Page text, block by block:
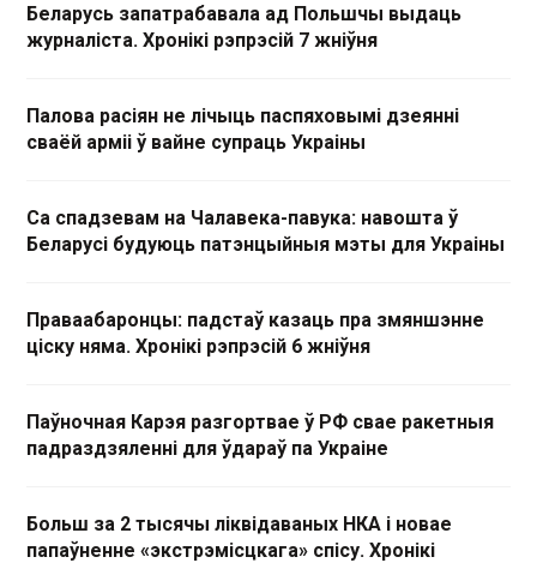
Беларусь запатрабавала ад Польшчы выдаць
журналіста. Хронікі рэпрэсій 7 жніўня
Палова расіян не лічыць паспяховымі дзеянні
сваёй арміі ў вайне супраць Украіны
Са спадзевам на Чалавека-павука: навошта ў
Беларусі будуюць патэнцыйныя мэты для Украіны
Праваабаронцы: падстаў казаць пра змяншэнне
ціску няма. Хронікі рэпрэсій 6 жніўня
Паўночная Карэя разгортвае ў РФ свае ракетныя
падраздзяленні для ўдараў па Украіне
Больш за 2 тысячы ліквідаваных НКА і новае
папаўненне «экстрэмісцкага» спісу. Хронікі